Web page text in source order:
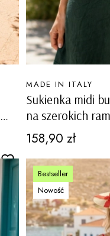
Sukienka midi
na szerokich
dekoltem i
Carovigno
PRODUCENT
MADE IN ITALY
Cena
158,90 zł
Bestseller
Nowość